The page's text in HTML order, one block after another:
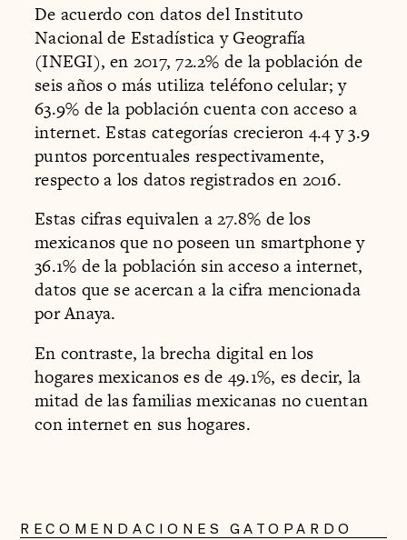
De acuerdo con datos del Instituto
Nacional de Estadística y Geografía
(INEGI), en 2017, 72.2% de la población de
seis años o más utiliza teléfono celular; y
63.9% de la población cuenta con acceso a
internet. Estas categorías crecieron 4.4 y 3.9
puntos porcentuales respectivamente,
respecto a los datos registrados en 2016.
Estas cifras equivalen a 27.8% de los
mexicanos que no poseen un smartphone y
36.1% de la población sin acceso a internet,
datos que se acercan a la cifra mencionada
por Anaya.
En contraste, la brecha digital en los
hogares mexicanos es de 49.1%, es decir, la
mitad de las familias mexicanas no cuentan
con internet en sus hogares.
RECOMENDACIONES GATOPARDO